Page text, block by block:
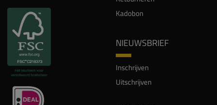
Uitschrijven
INSPIRATIE